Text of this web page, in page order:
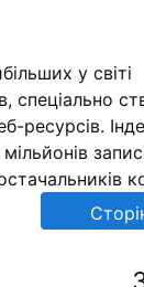
у світі
спеціально
ресурсів.